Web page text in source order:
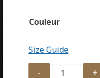
Couleur
Size Guide
quantité